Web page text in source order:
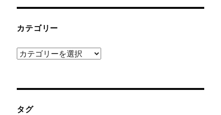
カテゴリー
カ
ー
タグ